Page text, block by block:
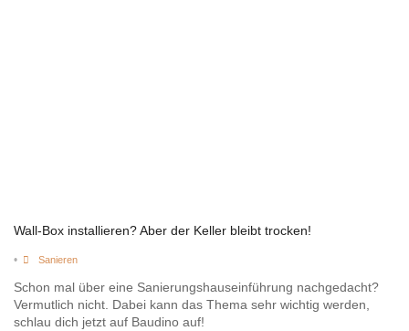
Wall-Box installieren? Aber der Keller bleibt trocken!
• Sanieren
Schon mal über eine Sanierungshauseinführung nachgedacht?
Vermutlich nicht. Dabei kann das Thema sehr wichtig werden,
schlau dich jetzt auf Baudino auf!